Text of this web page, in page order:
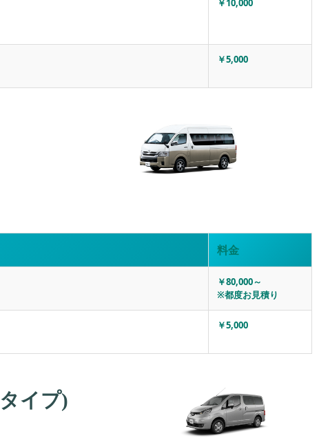
￥10,000
￥5,000
料金
￥80,000～
※都度お見積り
￥5,000
イプ)